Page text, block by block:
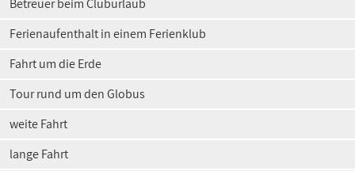
Betreuer beim Cluburlaub
Ferienaufenthalt in einem Ferienklub
Fahrt um die Erde
Tour rund um den Globus
weite Fahrt
lange Fahrt